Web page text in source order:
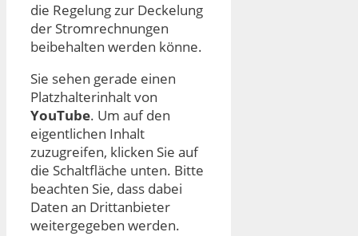
die Regelung zur Deckelung
der Stromrechnungen
beibehalten werden könne.
Sie sehen gerade einen
Platzhalterinhalt von
YouTube. Um auf den
eigentlichen Inhalt
zuzugreifen, klicken Sie auf
die Schaltfläche unten. Bitte
beachten Sie, dass dabei
Daten an Drittanbieter
weitergegeben werden.